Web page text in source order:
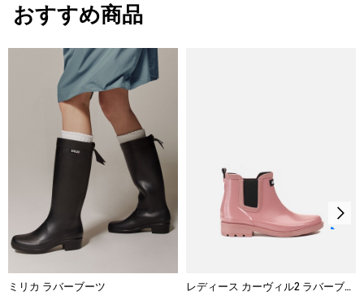
レギュラーフィット
サイズ ヒール
35 3.5
36
37 3.5
3.5 36
3.5 36.5 35
おすすめ商品
ミリカ ラバーブーツ
レディース カーヴィル2 ラバーブーツ